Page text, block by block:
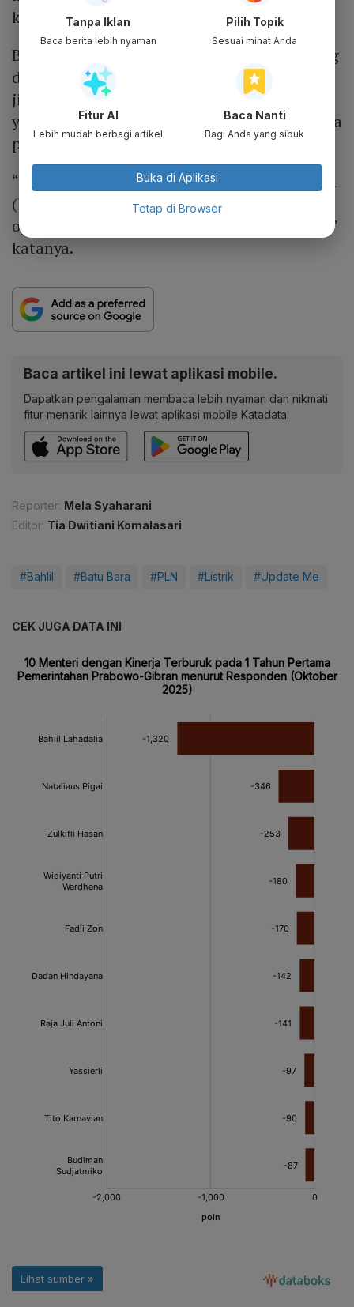
kompensasi dari pemerintah.
Bahlil menyebut dengan segala bantuan yang
diberikan pemerintah kepada PLN namun
jika tidak ada pengawasan dan manajemen
yang presisi maka akan menciptakan lahirnya
pengeluaran (cost) berlebih.
“Kalau cost berlebih nanti PLN mendapatkan
(keuntungan) 7% dari opex. Semakin tinggi
opexnya akan membebani keuangan negara,”
katanya.
Baca artikel ini lewat aplikasi mobile.
Dapatkan pengalaman membaca lebih nyaman dan nikmati
fitur menarik lainnya lewat aplikasi mobile Katadata.
Reporter: Mela Syaharani
Editor: Tia Dwitiani Komalasari
#Bahlil #Batu Bara #PLN #Listrik #Update Me
CEK JUGA DATA INI
Tanpa Iklan
Baca berita lebih nyaman
Pilih Topik
Sesuai minat Anda
Fitur AI
Lebih mudah berbagi artikel
Baca Nanti
Bagi Anda yang sibuk
Buka di Aplikasi
Tetap di Browser